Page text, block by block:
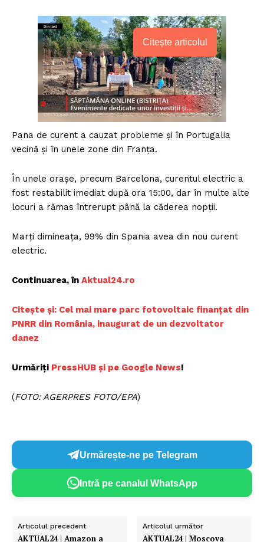
Citește articolul
Pana de curent a cauzat probleme și în Portugalia
vecină și în unele zone din Franța.
În unele orașe, precum Barcelona, curentul electric a
fost restabilit imediat după ora 15:00, dar în multe alte
locuri a rămas întrerupt până la căderea nopții.
Marți dimineața, 99% din Spania avea din nou curent
electric.
Continuarea, în Aktual24.ro
Citește și: Cel mai mare parc fotovoltaic finanţat din
PNRR din România, inaugurat de un dezvoltator
danez
Urmăriți PressHUB și pe Google News!
(FOTO: AGERPRES FOTO/EPA)
Urmărește-ne pe Telegram
Intră pe canalul WhatsApp
Articolul precedent
AKTUAL24 | Amazon a
Articolul următor
AKTUAL24 | Moscova